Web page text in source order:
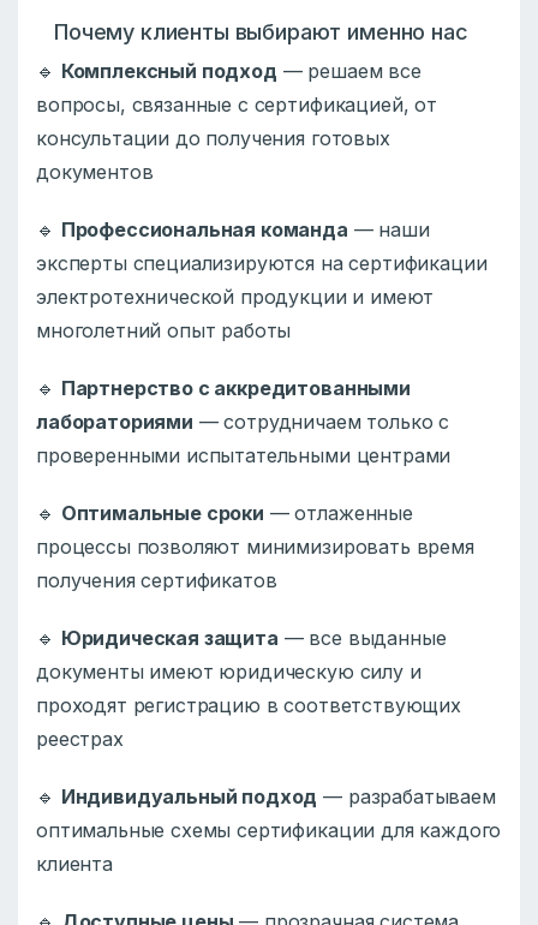
Почему клиенты выбирают именно нас
🔹 Комплексный подход — решаем все
вопросы, связанные с сертификацией, от
консультации до получения готовых
документов
🔹 Профессиональная команда — наши
эксперты специализируются на сертификации
электротехнической продукции и имеют
многолетний опыт работы
🔹 Партнерство с аккредитованными
лабораториями — сотрудничаем только с
проверенными испытательными центрами
🔹 Оптимальные сроки — отлаженные
процессы позволяют минимизировать время
получения сертификатов
🔹 Юридическая защита — все выданные
документы имеют юридическую силу и
проходят регистрацию в соответствующих
реестрах
🔹 Индивидуальный подход — разрабатываем
оптимальные схемы сертификации для каждого
клиента